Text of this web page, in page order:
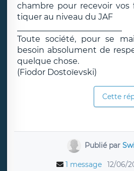
chambre pour recevoir vos
tiquer au niveau du JAF
Toute société, pour se
besoin absolument de
quelque chose.
(Fiodor Dostoïevski)
Cette
Publié par
1 message 12/06/